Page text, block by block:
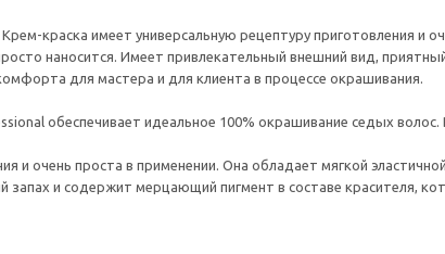
краска имеет универсальную рецептуру приготовления и
наносится. Имеет привлекательный внешний вид,
для мастера и для клиента в процессе окрашивания.
обеспечивает идеальное 100% окрашивание седых
и очень проста в применении. Она обладает мягкой
запах и содержит мерцающий пигмент в составе красителя,